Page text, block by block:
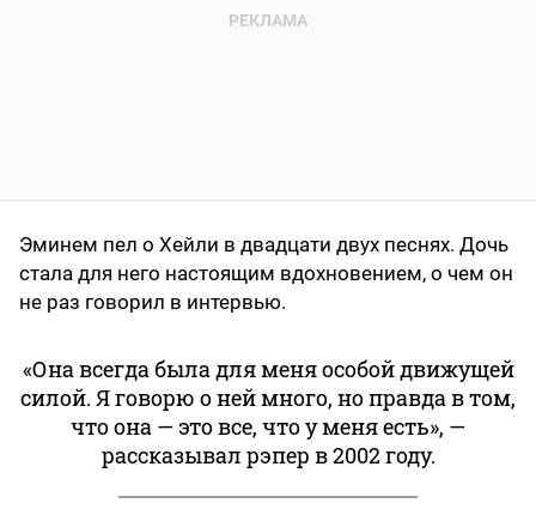
Эминем пел о Хейли в двадцати двух песнях. Дочь
стала для него настоящим вдохновением, о чем он
не раз говорил в интервью.
«Она всегда была для меня особой движущей
силой. Я говорю о ней много, но правда в том,
что она — это все, что у меня есть», —
рассказывал рэпер в 2002 году.